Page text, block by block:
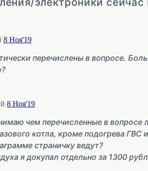
8 Ноя'19
перечислены в вопросе.
8 Ноя'19
чем перечисленные в
котла, кроме подогрева
страничку ведут?
я докупал отдельно за 1300